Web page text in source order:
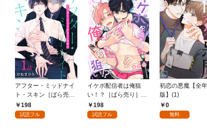
アフター・ミッドナイ
ト・スキン［ばら売
り］ 第1話
198
試読フル
イケボ配信者は俺狙
い！？［ばら売り］
第1話
198
試読フル
初恋の悪魔【全
版】(1)
0
無料